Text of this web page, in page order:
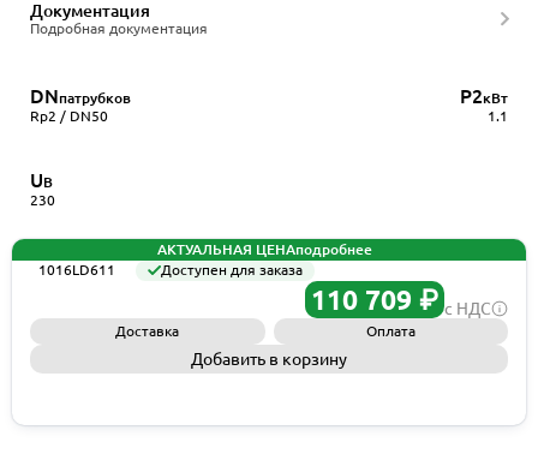
Документация
Подробная документация
DNпатрубков
Rp2 / DN50
P2кВт
1.1
UВ
230
АКТУАЛЬНАЯ ЦЕНАподробнее
1016LD611
Доступен для заказа
110 709 ₽ с НДС
Доставка Оплата
Добавить в корзину